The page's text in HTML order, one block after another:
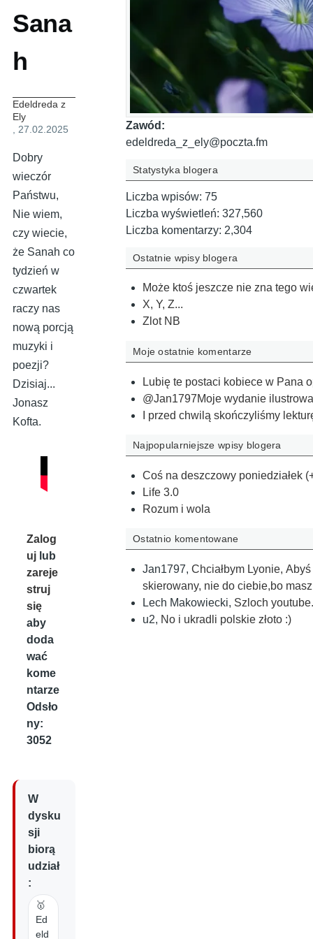
Sana
h
Edeldreda z
Ely
, 27.02.2025
Dobry
wieczór
Państwu,
Nie wiem,
czy wiecie,
że Sanah co
tydzień w
czwartek
raczy nas
nową porcją
muzyki i
poezji?
Dzisiaj...
Jonasz
Kofta.
Zalog
uj lub
zareje
struj
się
aby
doda
wać
kome
ntarze
Odsło
ny:
3052
W
dysku
sji
biorą
udział
:
🥇
Ed
eld
Zawód:
edeldreda_z_ely@poczta.fm
Statystyka blogera
Liczba wpisów: 75
Liczba wyświetleń: 327,560
Liczba komentarzy: 2,304
Ostatnie wpisy blogera
Może ktoś jeszcze nie zna tego
X, Y, Z...
Zlot NB
Moje ostatnie komentarze
Lubię te postaci kobiece w Pana
@Jan1797Moje wydanie
I przed chwilą skończyliśmy
Najpopularniejsze wpisy blogera
Coś na deszczowy poniedziałek
Life 3.0
Rozum i wola
Ostatnio komentowane
Jan1797, Chciałbym Lyonie,
skierowany, nie do ciebie,bo
Lech Makowiecki, Szloch
u2, No i ukradli polskie złoto :)